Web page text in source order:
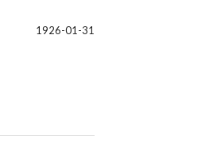
1926-01-31